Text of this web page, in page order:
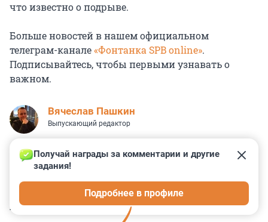
что известно о подрыве.
Больше новостей в нашем официальном
телеграм-канале«Фонтанка SPB online».
Подписывайтесь, чтобы первыми узнавать о
важном.
Вячеслав Пашкин
Выпускающий редактор
КОММЕНТАРИИ 16
Получай награды за комментарии и другие
задания!
Подробнее в профиле